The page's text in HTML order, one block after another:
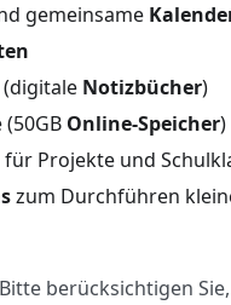
gemeinsame
Notizbücher)
Online-Speicher)
für Projekte und
zum Durchführen
Bitte berücksichtigen